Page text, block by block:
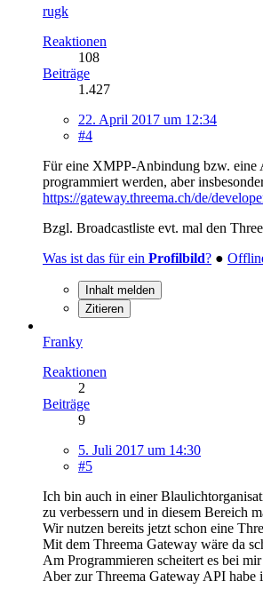
rugk
Reaktionen
108
Beiträge
1.427
22. April 2017 um 12:34
#4
Für eine XMPP-Anbindung bzw. eine
programmiert werden, aber
https://gateway.threema.ch/de/
Bzgl. Broadcastliste evt. mal den
Was ist das für ein Profilbild? ●
Inhalt melden
Zitieren
Franky
Reaktionen
2
Beiträge
9
5. Juli 2017 um 14:30
#5
Ich bin auch in einer
zu verbessern und in diesem Bereich
Wir nutzen bereits jetzt schon eine
Mit dem Threema Gateway wäre da
Am Programmieren scheitert es bei
Aber zur Threema Gateway API habe